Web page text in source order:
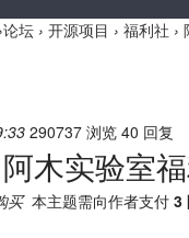
论坛 › 开源项目 › 福利社 ›
290737 浏览 40 回复
阿木实验室
买 本主题需向作者支付 3